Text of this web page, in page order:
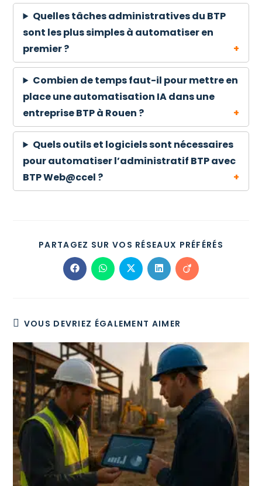
Quelles tâches administratives du BTP
sont les plus simples à automatiser en
premier ?
Combien de temps faut-il pour mettre en
place une automatisation IA dans une
entreprise BTP à Rouen ?
Quels outils et logiciels sont nécessaires
pour automatiser l’administratif BTP avec
BTP Web@ccel ?
PARTAGEZ SUR VOS RÉSEAUX PRÉFÉRÉS
VOUS DEVRIEZ ÉGALEMENT AIMER